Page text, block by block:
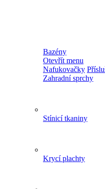
Bazény
Otevřít menu
Nafukovačky
Zahradní sprchy
Stínicí tkaniny
Krycí plachty